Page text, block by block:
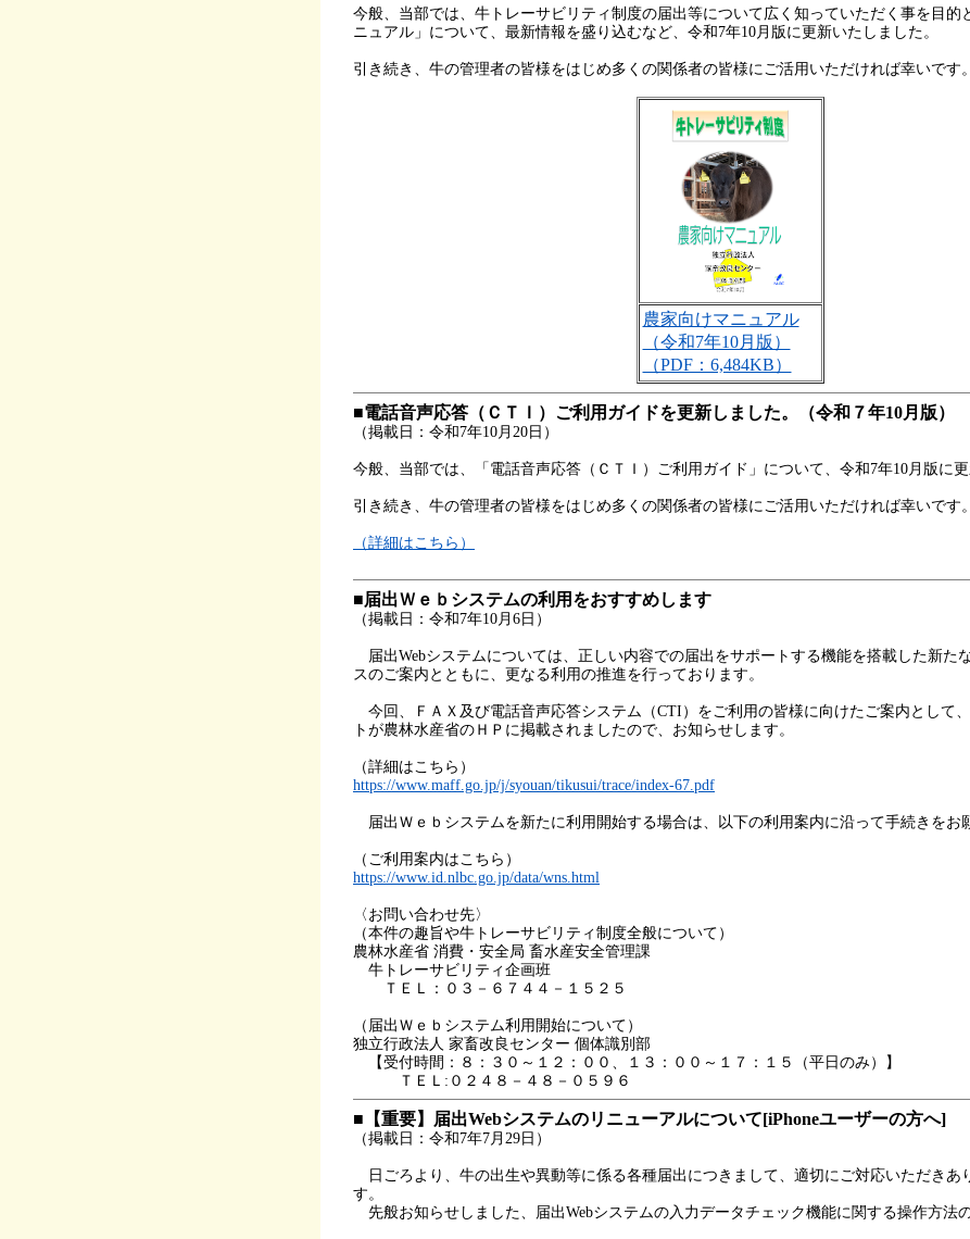
今般、当部では、牛トレーサビリティ制度の届出等について広く知っていただく事を目的
ニュアル」について、最新情報を盛り込むなど、令和7年10月版に更新いたしました。
引き続き、牛の管理者の皆様をはじめ多くの関係者の皆様にご活用いただければ幸いです。
農家向けマニュアル
（令和7年10月版）
（PDF：6,484KB）
■電話音声応答（ＣＴＩ）ご利用ガイドを更新しました。（令和７年10月版）
（掲載日：令和7年10月20日）
今般、当部では、「電話音声応答（ＣＴＩ）ご利用ガイド」について、令和7年10月版に更
引き続き、牛の管理者の皆様をはじめ多くの関係者の皆様にご活用いただければ幸いです。
（詳細はこちら）
■届出Ｗｅｂシステムの利用をおすすめします
（掲載日：令和7年10月6日）
届出Webシステムについては、正しい内容での届出をサポートする機能を搭載した新た
スのご案内とともに、更なる利用の推進を行っております。
今回、ＦＡＸ及び電話音声応答システム（CTI）をご利用の皆様に向けたご案内として
トが農林水産省のＨＰに掲載されましたので、お知らせします。
（詳細はこちら）
https://www.maff.go.jp/j/syouan/tikusui/trace/index-67.pdf
届出Ｗｅｂシステムを新たに利用開始する場合は、以下の利用案内に沿って手続きをお
（ご利用案内はこちら）
https://www.id.nlbc.go.jp/data/wns.html
〈お問い合わせ先〉
（本件の趣旨や牛トレーサビリティ制度全般について）
農林水産省 消費・安全局 畜水産安全管理課
牛トレーサビリティ企画班
ＴＥＬ：０３－６７４４－１５２５
（届出Ｗｅｂシステム利用開始について）
独立行政法人 家畜改良センター 個体識別部
【受付時間：８：３０～１２：００、１３：００～１７：１５（平日のみ）】
ＴＥＬ:０２４８－４８－０５９６
■【重要】届出Webシステムのリニューアルについて[iPhoneユーザーの方へ]
（掲載日：令和7年7月29日）
日ごろより、牛の出生や異動等に係る各種届出につきまして、適切にご対応いただきあ
す。
先般お知らせしました、届出Webシステムの入力データチェック機能に関する操作方法